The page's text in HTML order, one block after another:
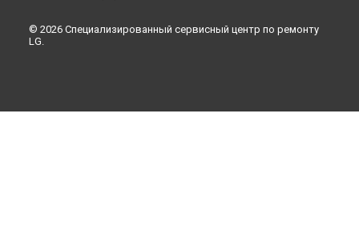
© 2026 Специализированный сервисный центр по ремонту
LG.